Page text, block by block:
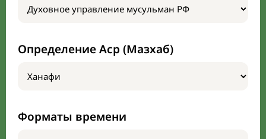
Определение Аср (Мазхаб)
Форматы времени